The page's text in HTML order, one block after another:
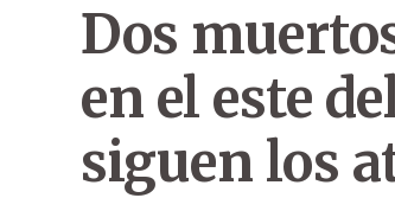
Dos
en el este
siguen los